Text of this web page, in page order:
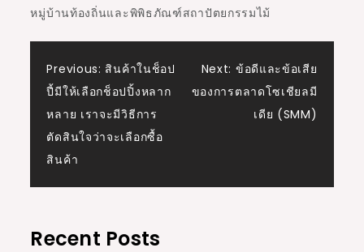
หมู่บ้านท้องถิ่นและพิพิธภัณฑ์สถาปัตยกรรมไม้
Post
navigation
Previous: สินค้าในช็อป
ปี้มีให้เลือกช็อปปิ้งหลาก
หลาย เราจะมีวิธีการ
ตัดสินใจว่าจะเลือกซื้อ
สินค้า
Next: ข้อดีและข้อเสีย
ของการตลาดโซเชียลมี
เดีย (SMM)
Recent Posts